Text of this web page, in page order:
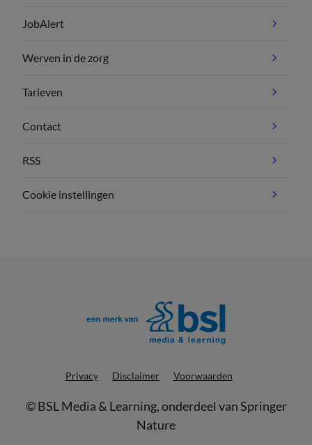
JobAlert
Werven in de zorg
Tarieven
Contact
RSS
Cookie instellingen
Privacy Disclaimer Voorwaarden
©BSL Media & Learning, onderdeel vanSpringer
Nature